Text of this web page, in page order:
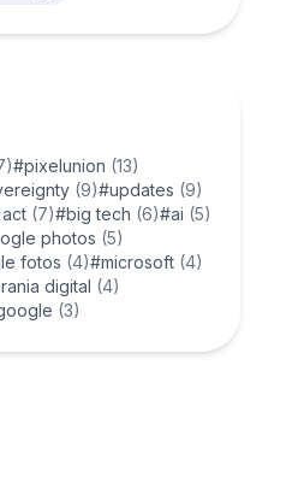
#pixelunion (13)
(9)#updates (9)
(7)#big tech (6)#ai (5)
photos (5)
fotos (4)#microsoft (4)
digital (4)
(3)